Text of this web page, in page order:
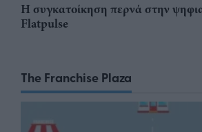
Η συγκατοίκηση περνά στην
Flatpulse
The Franchise Plaza